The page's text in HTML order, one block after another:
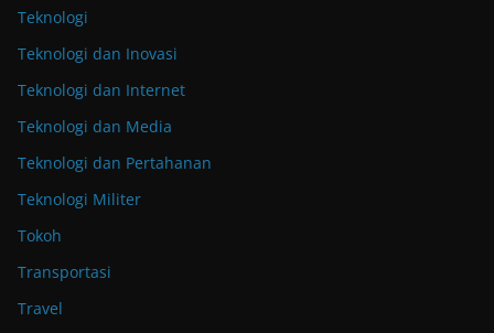
Teknologi
Teknologi dan Inovasi
Teknologi dan Internet
Teknologi dan Media
Teknologi dan Pertahanan
Teknologi Militer
Tokoh
Transportasi
Travel